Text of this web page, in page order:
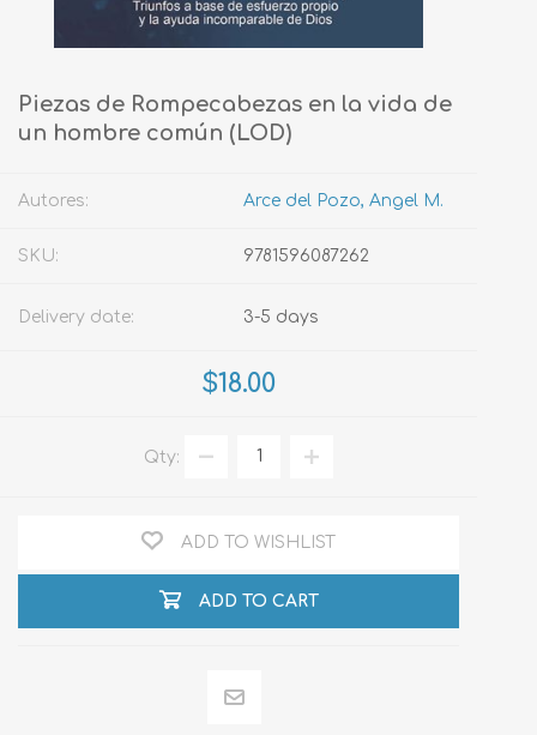
Piezas de Rompecabezas en la vida de
un hombre común (LOD)
Autores: Arce del Pozo, Angel M.
SKU: 9781596087262
Delivery date: 3-5 days
$18.00
Qty:
ADD TO WISHLIST
ADD TO CART